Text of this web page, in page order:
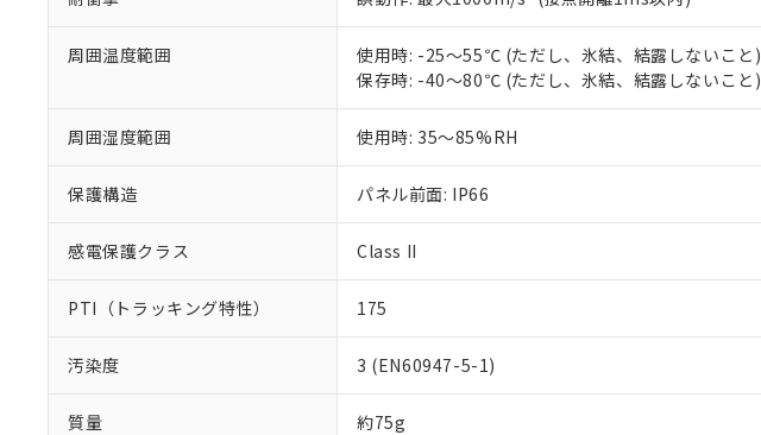
周囲温度範囲
使用時: -25～55℃ (ただし、氷結、結露しないこと)
保存時: -40～80℃ (ただし、氷結、結露しないこと)
周囲湿度範囲 使用時: 35～85%RH
保護構造 パネル前面: IP66
感電保護クラス Class II
PTI（トラッキング特性） 175
汚染度 3 (EN60947-5-1)
質量 約75g